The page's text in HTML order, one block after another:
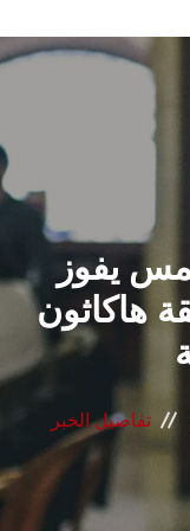
الرئيسيـة
القطاعـات
الشئون الأكاديمية
البحث العلمي
المراكز والوحدات
الأنظمة الذكية
يفوز
هاكاثون
تفاصيل الخبر